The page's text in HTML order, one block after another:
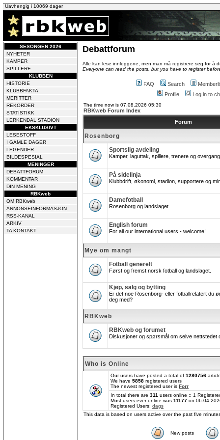
Uavhengig i 10069 dager
SESONGEN 2026
NYHETER
KAMPER
SPILLERE
KLUBBEN
HISTORIE
KLUBBFAKTA
MERITTER
REKORDER
STATISTIKK
LERKENDAL STADION
EKSKLUSIVT
LESESTOFF
I GAMLE DAGER
LEGENDER
BILDESPESIAL
MENINGER
DEBATTFORUM
KOMMENTAR
DIN MENING
RBKweb
OM RBKweb
ANNONSEINFORMASJON
RSS-KANAL
ARKIV
TA KONTAKT
Debattforum
Alle kan lese innleggene, men man må registrere seg for å
Everyone can read the posts, but you have to register
FAQ Search
Profile
Log in to
The time now is 07.08.2026 05:30
RBKweb Forum Index
Forum
Rosenborg
Sportslig avdeling
Kamper, laguttak, spillere, trenere og
På sidelinja
Klubbdrift, økonomi, stadion, supportere og
Damefotball
Rosenborg og landslaget.
English forum
For all our international users - welcome!
Mye om mangt
Fotball generelt
Først og fremst norsk fotball og landslaget.
Kjøp, salg og bytting
Er det noe Rosenborg- eller fotballrelatert du
deg med?
RBKweb
RBKweb og forumet
Diskusjoner og spørsmål om selve nettstedet
Who is Online
Our users have posted a total of 1280756
We have 5858 registered users
The newest registered user is Forr
In total there are 311 users online :: 1
Most users ever online was 11177 on
Registered Users: dags
This data is based on users active over the past five
New posts